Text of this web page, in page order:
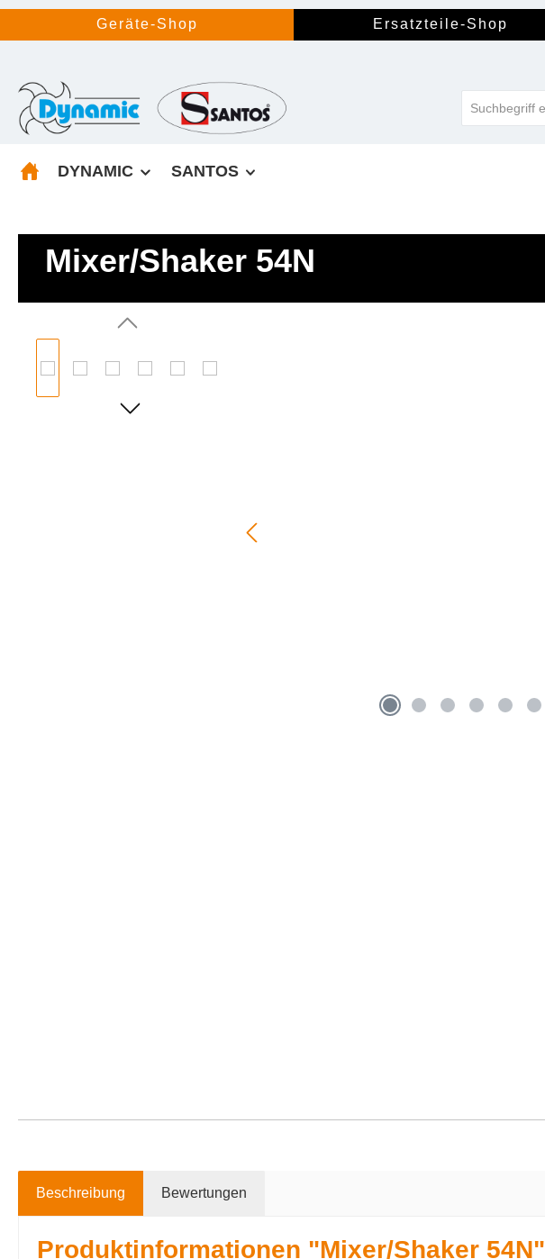
Zur Hauptnavigation springen
Geräte-Shop Ersatzteile-Shop
DYNAMIC SANTOS
Mixer/Shaker 54N
Beschreibung Bewertungen
Produktinformationen "Mixer/Shaker 54N"